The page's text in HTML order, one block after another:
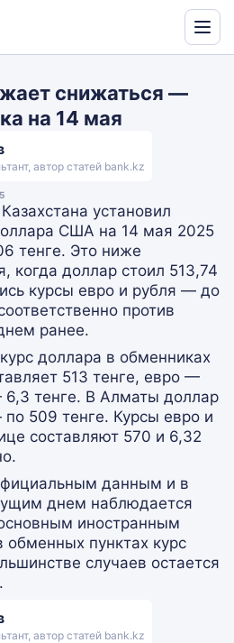
Translate
снижаться —
на 14 мая
автор статей bank.kz
установил
США на 14 мая 2025
тенге. Это ниже
когда доллар стоил 513,74
курсы евро и рубля — до
против
ранее.
доллара в обменниках
513 тенге, евро —
6,3 тенге. В Алматы доллар
509 тенге. Курсы евро и
составляют 570 и 6,32
данным и в
днем наблюдается
иностранным
пунктах курс
случаев остается
автор статей bank.kz